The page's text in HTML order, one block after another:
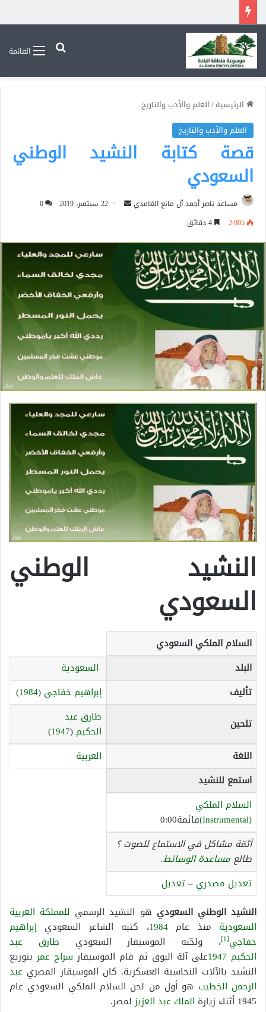
القائمةبحث عن
الرئيسية/العلم والأدب والتاريخ
العلم والأدب والتاريخ
قصة كتابة النشيد الوطني
السعودي
مساعد ناصر أحمد آل مانع الغامدي
أرسل 22 سبتمبر، 2019
0
2٬905
النشيد الوطني
السعودي
السلام الملكي السعودي
البلد
السعودية
تأليف
إبراهيم خفاجي (
1984
)
تلحين
طارق عبد
الحكيم (
1947
)
اللغة
العربية
استمع للنشيد
السلام الملكي
(Instrumental)
قائمة0:00
أثمّة مشاكل في الاستماع للصوت ؟
طالعمساعدة الوسائط.
تعديل مصدري –تعديل
النشيد الوطني السعودي هو النشيد الرسمي للمملكة العربية
السعودية منذ عام1984، كتبه الشاعر السعودي إبراهيم
خفاجي[1] ، ولحّنه الموسيقار السعودي طارق عبد
الحكيم 1947على آلة البوق ثم قام الموسيقار سراج عمر بتوزيع
النشيد بالآلات النحاسية العسكرية. كان الموسيقار المصري عبد
الرحمن الخطيب هو أول من لحن السلام الملكي السعودي عام
1945 أثناء زيارة
الملك عبد العزيز لمصر.